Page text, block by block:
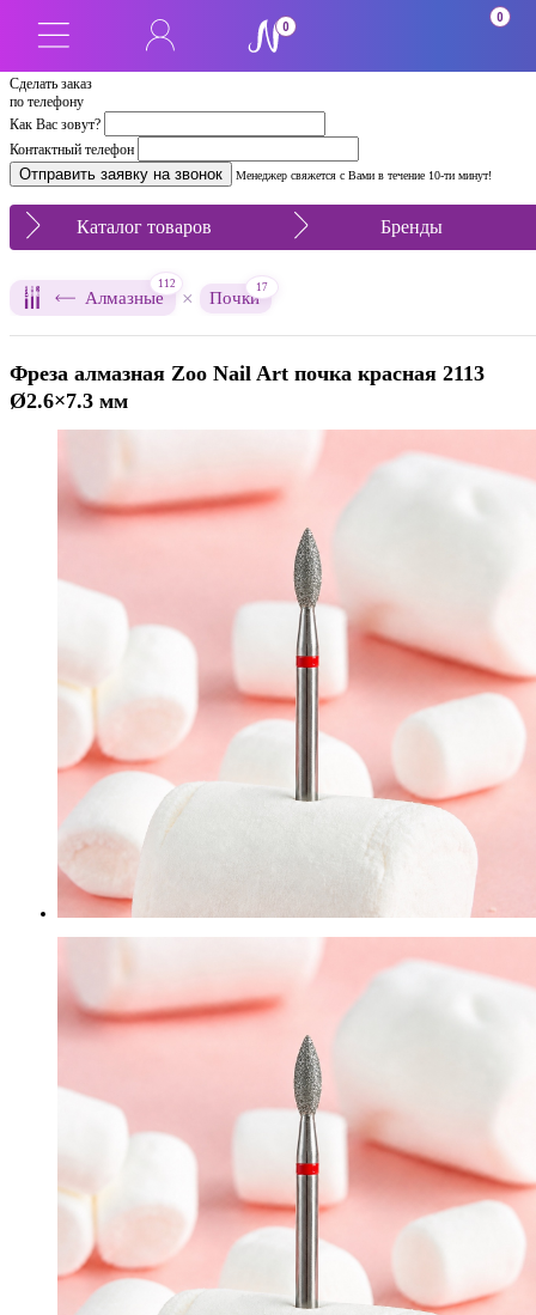
Сделать заказ
по телефону
Как Вас зовут?
Контактный телефон
Менеджер свяжется с Вами в течение 10-ти минут!
0
0
Каталог товаров Бренды
Алмазные
112
× Почки
17
Фреза алмазная Zoo Nail Art почка красная 2113
Ø2.6×7.3 мм